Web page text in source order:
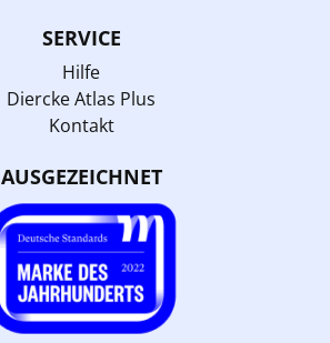
SERVICE
Hilfe
Diercke Atlas Plus
Kontakt
AUSGEZEICHNET